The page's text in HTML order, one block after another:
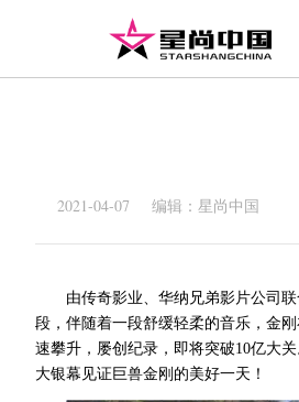
2021-04-07 编辑：星尚中国
由传奇影业、华纳兄弟影片公司
段，伴随着一段舒缓轻柔的音乐，金
速攀升，屡创纪录，即将突破10亿大
大银幕见证巨兽金刚的美好一天！